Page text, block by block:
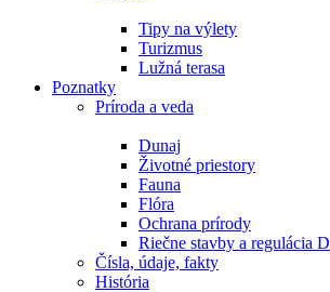
Tipy na výlety
Turizmus
Lužná terasa
Poznatky
Príroda a veda
Dunaj
Životné priestory
Fauna
Flóra
Ochrana prírody
Riečne stavby a regulácia
Čísla, údaje, fakty
História